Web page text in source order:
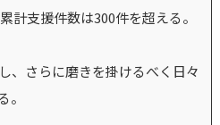
計支援件数は300件を超える。
、さらに磨きを掛けるべく日々
。